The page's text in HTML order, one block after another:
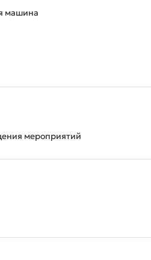
машина
мероприятий